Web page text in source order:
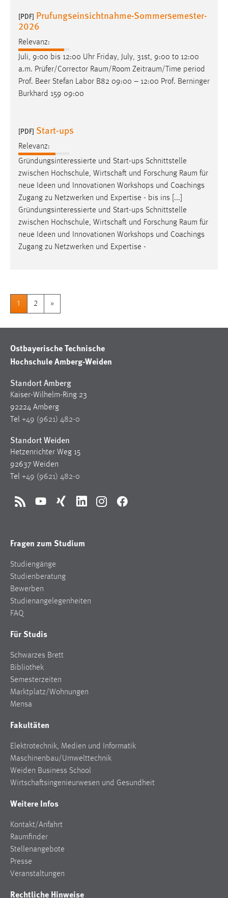
[PDF] Prufungseinsichtnahme-Sommersemester-
2026
Relevanz:
Juli, 9:00 bis 12:00 Uhr Friday, July, 31st, 9:00 to 12:00
a.m. Prüfer/Corrector Raum/Room Zeitraum/Time period
Prof. Beer Stefan Labor B82 09:00 – 12:00 Prof. Berninger
Burkhard 159 09:00
[PDF] Start-ups
Relevanz:
Gründungsinteressierte und Start-ups Schnittstelle
zwischen Hochschule, Wirtschaft und Forschung Raum für
neue Ideen und Innovationen Workshops und Coachings
Zugang zu Netzwerken und Expertise - bis ins [...]
Gründungsinteressierte und Start-ups Schnittstelle
zwischen Hochschule, Wirtschaft und Forschung Raum für
neue Ideen und Innovationen Workshops und Coachings
Zugang zu Netzwerken und Expertise -
1 2 »
Ostbayerische Technische
Hochschule Amberg-Weiden
Standort Amberg
Kaiser-Wilhelm-Ring 23
92224 Amberg
Tel +49 (9621) 482-0
Standort Weiden
Hetzenrichter Weg 15
92637 Weiden
Tel +49 (9621) 482-0
RSS YouTubeXing LinkedInInstagramFacebook
Fragen zum Studium
Studiengänge
Studienberatung
Bewerben
Studienangelegenheiten
FAQ
Für Studis
Schwarzes Brett
Bibliothek
Semesterzeiten
Marktplatz/Wohnungen
Mensa
Fakultäten
Elektrotechnik, Medien und Informatik
Maschinenbau/Umwelttechnik
Weiden Business School
Wirtschaftsingenieurwesen und Gesundheit
Weitere Infos
Kontakt/Anfahrt
Raumfinder
Stellenangebote
Presse
Veranstaltungen
Rechtliche Hinweise